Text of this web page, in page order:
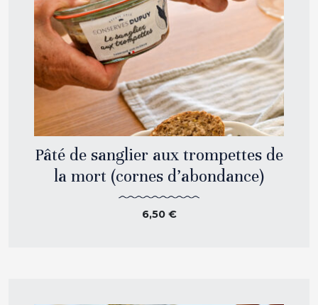
Pâté de sanglier aux trompettes de
la mort (cornes d’abondance)
6,50 €